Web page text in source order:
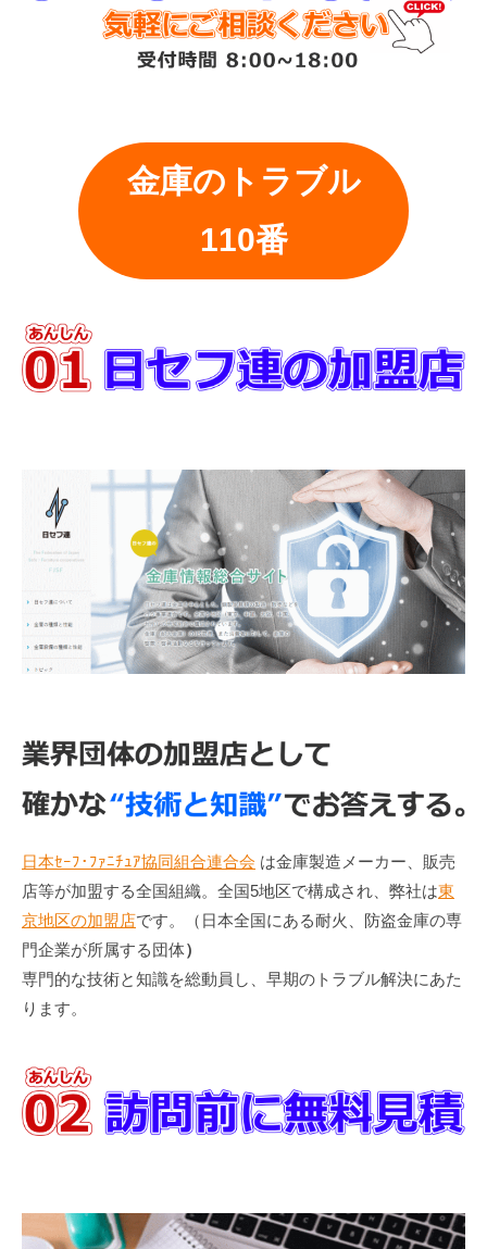
金庫のトラブル
110番
日本ｾｰﾌ･ﾌｧﾆﾁｭｱ協同組合連合会 は金庫製造メーカー、販売
店等が加盟する全国組織。全国5地区で構成され、弊社は東
京地区の加盟店です。（日本全国にある耐火、防盗金庫の専
門企業が所属する団体）
専門的な技術と知識を総動員し、早期のトラブル解決にあた
ります。